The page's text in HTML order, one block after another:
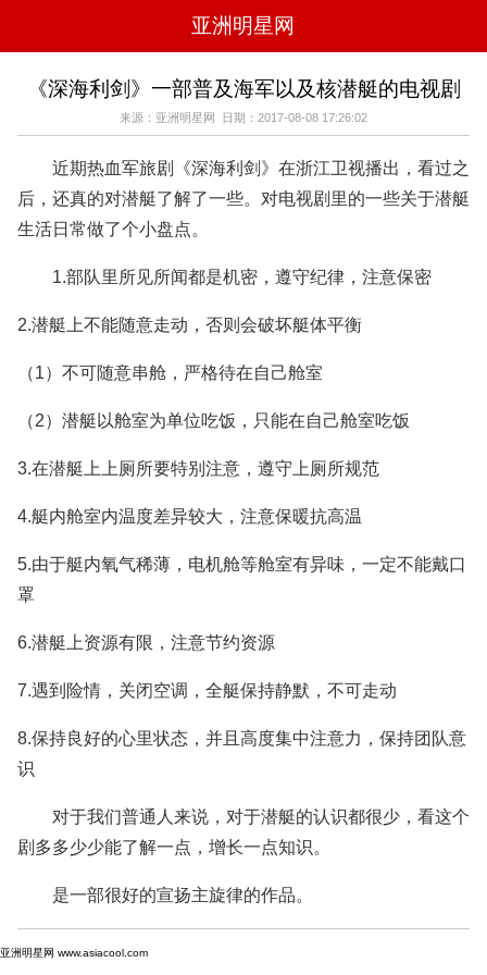
亚洲明星网
电影 电视 综艺
音乐
时尚
八卦 华人男明星
华人女明星
韩国男明星
欧美女明星
欧美男明星 泰国女明星 体育明星
《深海利剑》一部普及海军以及核潜艇的电视剧
来源：亚洲明星网 日期：2017-08-08 17:26:02
近期热血军旅剧《深海利剑》在浙江卫视播出，看过之
后，还真的对潜艇了解了一些。对电视剧里的一些关于潜艇
生活日常做了个小盘点。
1.部队里所见所闻都是机密，遵守纪律，注意保密
2.潜艇上不能随意走动，否则会破坏艇体平衡
（1）不可随意串舱，严格待在自己舱室
（2）潜艇以舱室为单位吃饭，只能在自己舱室吃饭
3.在潜艇上上厕所要特别注意，遵守上厕所规范
4.艇内舱室内温度差异较大，注意保暖抗高温
5.由于艇内氧气稀薄，电机舱等舱室有异味，一定不能戴口
罩
6.潜艇上资源有限，注意节约资源
7.遇到险情，关闭空调，全艇保持静默，不可走动
8.保持良好的心里状态，并且高度集中注意力，保持团队意
识
对于我们普通人来说，对于潜艇的认识都很少，看这个
剧多多少少能了解一点，增长一点知识。
是一部很好的宣扬主旋律的作品。
亚洲明星网 www.asiacool.com